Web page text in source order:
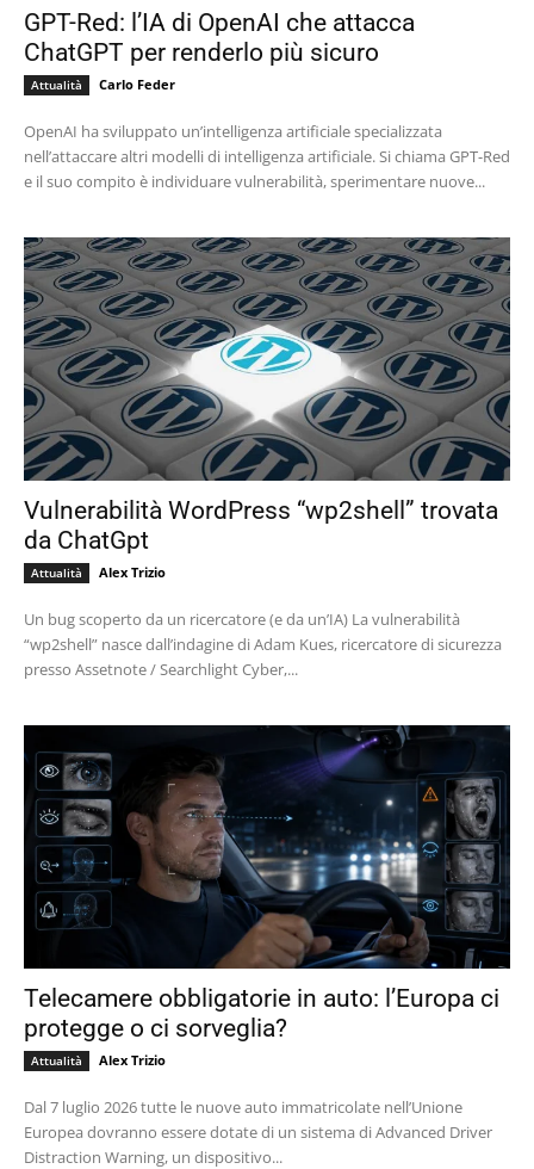
GPT-Red: l’IA di OpenAI che attacca
ChatGPT per renderlo più sicuro
Attualità Carlo Feder
OpenAI ha sviluppato un’intelligenza artificiale specializzata
nell’attaccare altri modelli di intelligenza artificiale. Si chiama GPT-Red
e il suo compito è individuare vulnerabilità, sperimentare nuove...
Vulnerabilità WordPress “wp2shell” trovata
da ChatGpt
Attualità Alex Trizio
Un bug scoperto da un ricercatore (e da un’IA) La vulnerabilità
“wp2shell” nasce dall’indagine di Adam Kues, ricercatore di sicurezza
presso Assetnote / Searchlight Cyber,...
Telecamere obbligatorie in auto: l’Europa ci
protegge o ci sorveglia?
Attualità Alex Trizio
Dal 7 luglio 2026 tutte le nuove auto immatricolate nell’Unione
Europea dovranno essere dotate di un sistema di Advanced Driver
Distraction Warning, un dispositivo...